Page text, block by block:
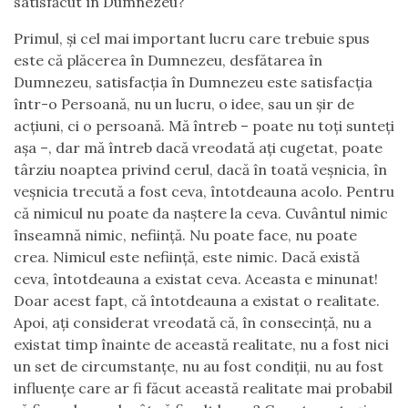
Primul, și cel mai important lucru care trebuie spus
este că plăcerea în Dumnezeu, desfătarea în
Dumnezeu, satisfacția în Dumnezeu este satisfacția
într-o Persoană, nu un lucru, o idee, sau un șir de
acțiuni, ci o persoană. Mă întreb – poate nu toți sunteți
așa –, dar mă întreb dacă vreodată ați cugetat, poate
târziu noaptea privind cerul, dacă în toată veșnicia, în
veșnicia trecută a fost ceva, întotdeauna acolo. Pentru
că nimicul nu poate da naștere la ceva. Cuvântul nimic
înseamnă nimic, neființă. Nu poate face, nu poate
crea. Nimicul este neființă, este nimic. Dacă există
ceva, întotdeauna a existat ceva. Aceasta e minunat!
Doar acest fapt, că întotdeauna a existat o realitate.
Apoi, ați considerat vreodată că, în consecință, nu a
existat timp înainte de această realitate, nu a fost nici
un set de circumstanțe, nu au fost condiții, nu au fost
influențe care ar fi făcut această realitate mai probabil